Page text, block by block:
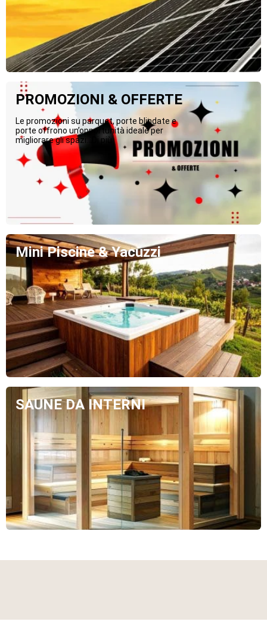
PROMOZIONI & OFFERTE
Le promozioni su parquet, porte blindate e
porte offrono un’opportunità ideale per
migliorare gli spazi...Di più
Mini Piscine & Yacuzzi
SAUNE DA INTERNI